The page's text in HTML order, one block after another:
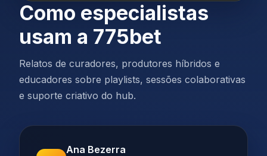
Como especialistas
usam a 775bet
Relatos de curadores, produtores híbridos e
educadores sobre playlists, sessões colaborativas
e suporte criativo do hub.
Ana Bezerra